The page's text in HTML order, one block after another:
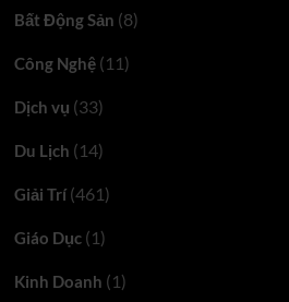
Bất Động Sản (8)
Công Nghệ(11)
Dịch vụ (33)
Du Lịch (14)
Giải Trí(461)
Giáo Dục(1)
Kinh Doanh (1)